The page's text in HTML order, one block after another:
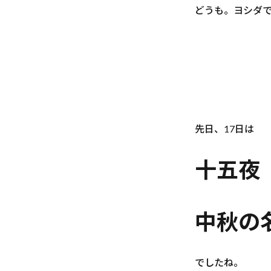
どうも。ヨシダで
先日、17日は
十五夜
中秋の
でしたね。